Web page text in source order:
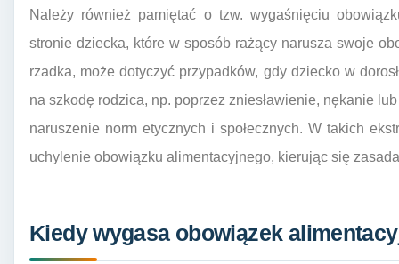
Należy również pamiętać o tzw. wygaśnięciu
stronie dziecka, które w sposób rażący narusza swoje
rzadka, może dotyczyć przypadków, gdy dziecko w
na szkodę rodzica, np. poprzez zniesławienie, nękanie
naruszenie norm etycznych i społecznych. W takich
uchylenie obowiązku alimentacyjnego, kierując się
Kiedy wygasa obowiązek